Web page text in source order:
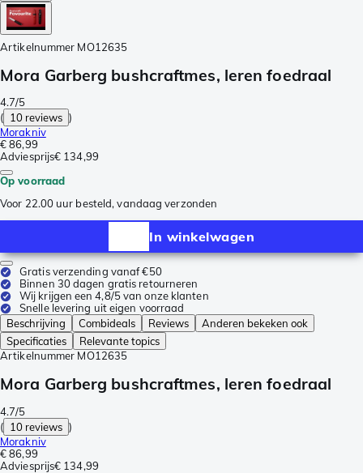
Artikelnummer MO12635
Mora Garberg bushcraftmes, leren foedraal
4.7/5
( 10 reviews )
Morakniv
€ 86,99
Adviesprijs€ 134,99
Op voorraad
Voor 22.00 uur besteld, vandaag verzonden
In winkelwagen
Gratis verzending vanaf €50
Binnen 30 dagen gratis retourneren
Wij krijgen een 4,8/5 van onze klanten
Snelle levering uit eigen voorraad
Beschrijving
Combideals Reviews
Anderen bekeken ook
Specificaties
Relevante topics
Artikelnummer MO12635
Mora Garberg bushcraftmes, leren foedraal
4.7/5
( 10 reviews )
Morakniv
€ 86,99
Adviesprijs€ 134,99